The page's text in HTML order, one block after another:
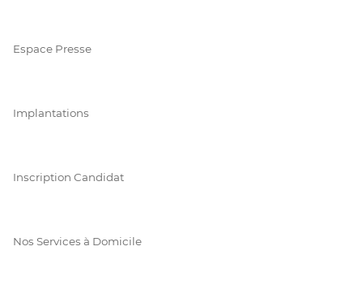
Espace Presse
Implantations
Inscription Candidat
Nos Services à Domicile